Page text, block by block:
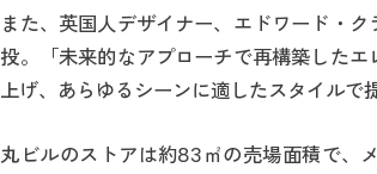
また、英国人デザイナー、エドワード・
投。「未来的なアプローチで再構築した
上げ、あらゆるシーンに適したスタイルで
丸ビルのストアは約83㎡の売場面積で、